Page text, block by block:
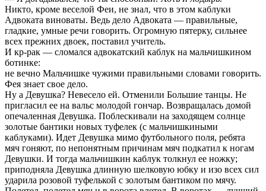
Никто, кроме веселой Феи, не знал, что в этом каблуки
Адвоката виноваты. Ведь дело Адвоката — правильные,
гладкие, умные речи говорить. Огромную пятерку, сильнее
всех прежних двоек, поставил учитель.
И кр-рак — сломался адвокатский каблук на мальчишкином
ботинке:
не вечно Мальчишке чужими правильными словами говорить.
Фея знает свое дело.
Ну а Девушка? Невесело ей. Отменили Большие танцы. Не
пригласил ее на вальс молодой гончар. Возвращалась домой
опечаленная Девушка. Поблескивали на заходящем солнце
золотые бантики новых туфелек (с мальчишкиными
каблуками). Идет Девушка мимо футбольного поля, ребята
мяч гоняют, по непонятным причинам мяч подкатил к ногам
Девушки. И тогда мальчишкин каблук толкнул ее ножку;
приподняла Девушка длинную шелковую юбку и изо всех сил
ударила розовой туфелькой с золотым бантиком по мячу.